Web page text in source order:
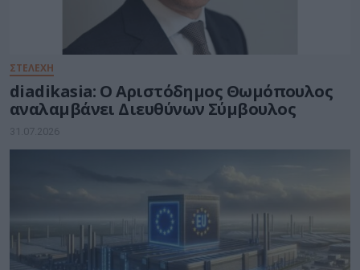
ΣΤΕΛΕΧΗ
diadikasia: Ο Αριστόδημος Θωμόπουλος
αναλαμβάνει Διευθύνων Σύμβουλος
31.07.2026